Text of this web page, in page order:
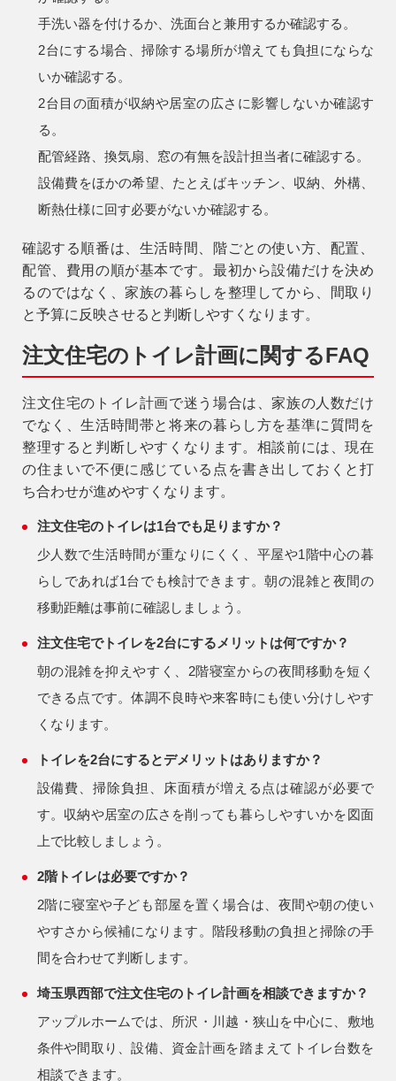
手洗い器を付けるか、洗面台と兼用するか確認する。
2台にする場合、掃除する場所が増えても負担にならな
いか確認する。
2台目の面積が収納や居室の広さに影響しないか確認す
る。
配管経路、換気扇、窓の有無を設計担当者に確認する。
設備費をほかの希望、たとえばキッチン、収納、外構、
断熱仕様に回す必要がないか確認する。
確認する順番は、生活時間、階ごとの使い方、配置、
配管、費用の順が基本です。最初から設備だけを決め
るのではなく、家族の暮らしを整理してから、間取り
と予算に反映させると判断しやすくなります。
注文住宅のトイレ計画に関するFAQ
注文住宅のトイレ計画で迷う場合は、家族の人数だけ
でなく、生活時間帯と将来の暮らし方を基準に質問を
整理すると判断しやすくなります。相談前には、現在
の住まいで不便に感じている点を書き出しておくと打
ち合わせが進めやすくなります。
注文住宅のトイレは1台でも足りますか？
少人数で生活時間が重なりにくく、平屋や1階中心の暮
らしであれば1台でも検討できます。朝の混雑と夜間の
移動距離は事前に確認しましょう。
注文住宅でトイレを2台にするメリットは何ですか？
朝の混雑を抑えやすく、2階寝室からの夜間移動を短く
できる点です。体調不良時や来客時にも使い分けしやす
くなります。
トイレを2台にするとデメリットはありますか？
設備費、掃除負担、床面積が増える点は確認が必要で
す。収納や居室の広さを削っても暮らしやすいかを図面
上で比較しましょう。
2階トイレは必要ですか？
2階に寝室や子ども部屋を置く場合は、夜間や朝の使い
やすさから候補になります。階段移動の負担と掃除の手
間を合わせて判断します。
埼玉県西部で注文住宅のトイレ計画を相談できますか？
アップルホームでは、所沢・川越・狭山を中心に、敷地
条件や間取り、設備、資金計画を踏まえてトイレ台数を
相談できます。